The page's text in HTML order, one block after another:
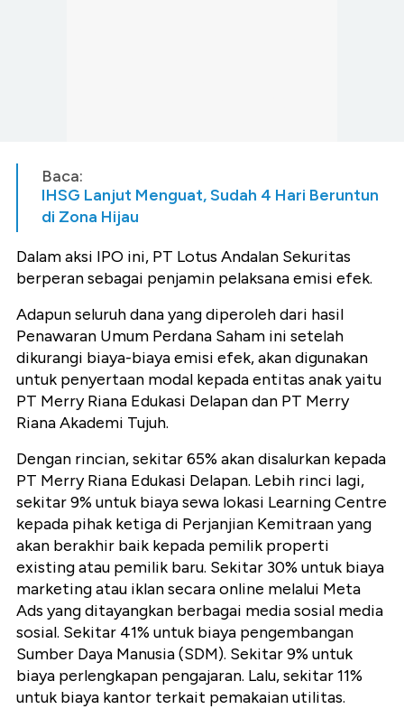
Baca:
IHSG Lanjut Menguat, Sudah 4 Hari Beruntun
di Zona Hijau
Dalam aksi IPO ini, PT Lotus Andalan Sekuritas
berperan sebagai penjamin pelaksana emisi efek.
Adapun seluruh dana yang diperoleh dari hasil
Penawaran Umum Perdana Saham ini setelah
dikurangi biaya-biaya emisi efek, akan digunakan
untuk penyertaan modal kepada entitas anak yaitu
PT Merry Riana Edukasi Delapan dan PT Merry
Riana Akademi Tujuh.
Dengan rincian, sekitar 65% akan disalurkan kepada
PT Merry Riana Edukasi Delapan. Lebih rinci lagi,
sekitar 9% untuk biaya sewa lokasi Learning Centre
kepada pihak ketiga di Perjanjian Kemitraan yang
akan berakhir baik kepada pemilik properti
existing atau pemilik baru. Sekitar 30% untuk biaya
marketing atau iklan secara online melalui Meta
Ads yang ditayangkan berbagai media sosial media
sosial. Sekitar 41% untuk biaya pengembangan
Sumber Daya Manusia (SDM). Sekitar 9% untuk
biaya perlengkapan pengajaran. Lalu, sekitar 11%
untuk biaya kantor terkait pemakaian utilitas.